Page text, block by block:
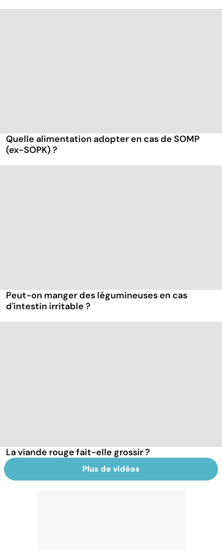
Quelle alimentation adopter en cas de SOMP
(ex-SOPK) ?
Peut-on manger des légumineuses en cas
d'intestin irritable ?
La viande rouge fait-elle grossir ?
Plus de vidéos